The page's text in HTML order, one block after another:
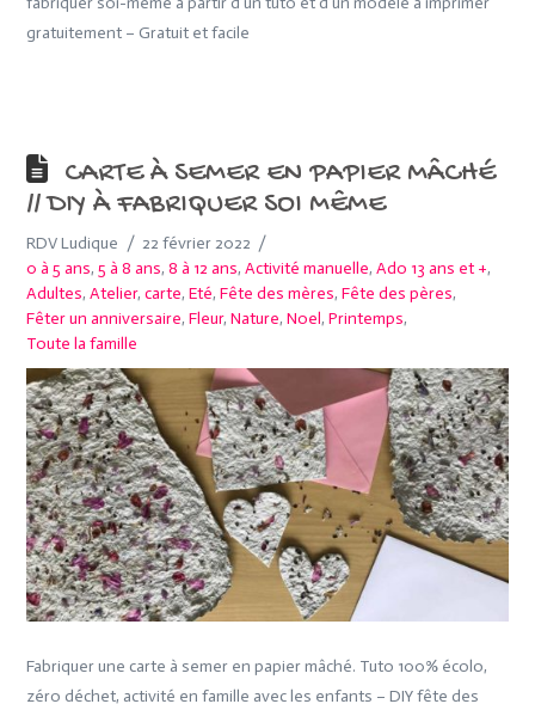
gratuitement – Gratuit et facile
CARTE À SEMER EN PAPIER MÂCHÉ
// DIY À FABRIQUER SOI MÊME
RDV Ludique
22 février 2022
0 à 5 ans,5 à 8 ans,8 à 12 ans,Activité manuelle,Ado 13 ans et +,
Adultes,Atelier,carte,Eté,Fête des mères,Fête des pères,
Fêter un anniversaire,Fleur,Nature,Noel,Printemps,
Toute la famille
Fabriquer une carte à semer en papier mâché. Tuto 100% écolo,
zéro déchet, activité en famille avec les enfants – DIY fête des